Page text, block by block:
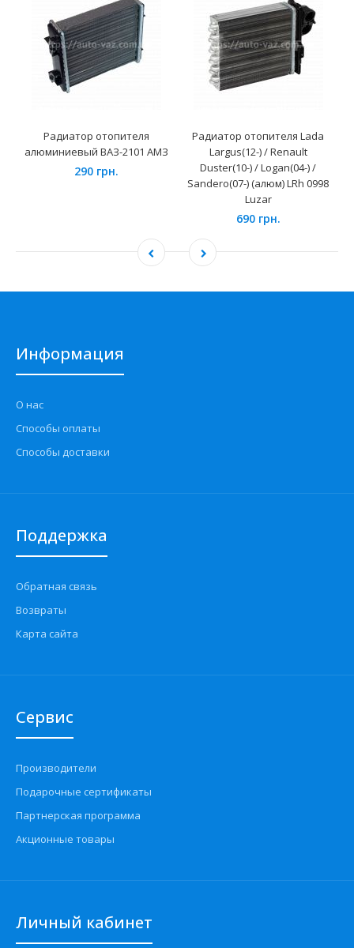
Радиатор отопителя
алюминиевый ВАЗ-2101 АМЗ
290 грн.
Радиатор отопителя Lada
Largus(12-) / Renault
Duster(10-) / Logan(04-) /
Sandero(07-) (алюм) LRh 0998
Luzar
690 грн.
Информация
О нас
Способы оплаты
Способы доставки
Поддержка
Обратная связь
Возвраты
Карта сайта
Сервис
Производители
Подарочные сертификаты
Партнерская программа
Акционные товары
Личный кабинет